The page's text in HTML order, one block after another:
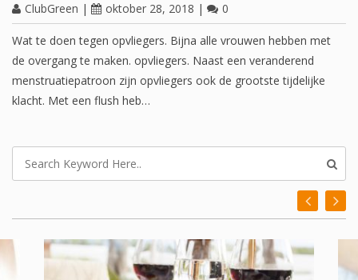
ClubGreen | oktober 28, 2018 | 0
Wat te doen tegen opvliegers. Bijna alle vrouwen hebben met
de overgang te maken. opvliegers. Naast een veranderend
menstruatiepatroon zijn opvliegers ook de grootste tijdelijke
klacht. Met een flush heb…